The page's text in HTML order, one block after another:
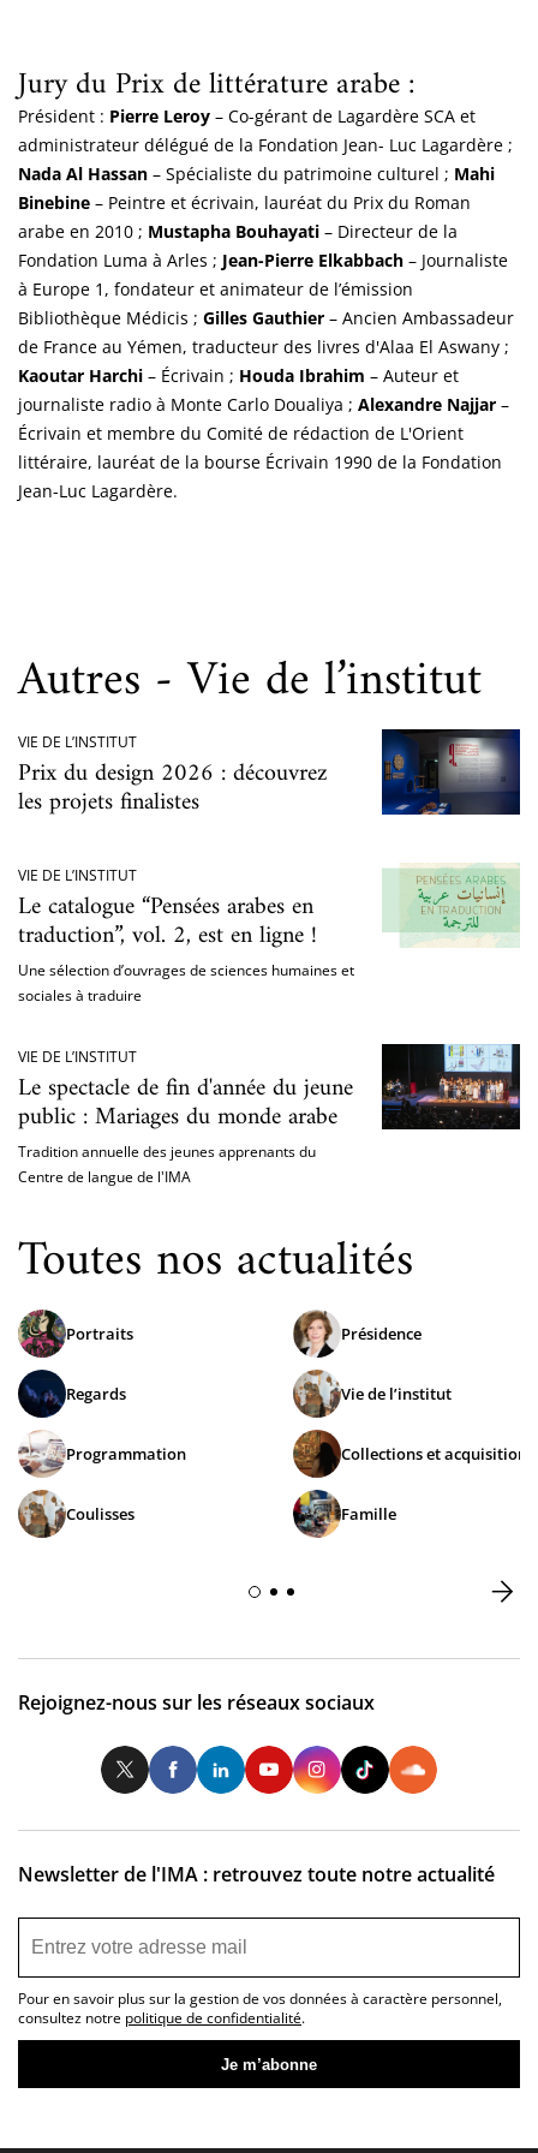
Jury du Prix de littérature arabe :
Président : Pierre Leroy – Co-gérant de Lagardère SCA et
administrateur délégué de la Fondation Jean- Luc Lagardère ;
Nada Al Hassan – Spécialiste du patrimoine culturel ; Mahi
Binebine – Peintre et écrivain, lauréat du Prix du Roman
arabe en 2010 ; Mustapha Bouhayati – Directeur de la
Fondation Luma à Arles ; Jean-Pierre Elkabbach – Journaliste
à Europe 1, fondateur et animateur de l’émission
Bibliothèque Médicis ; Gilles Gauthier – Ancien Ambassadeur
de France au Yémen, traducteur des livres d'Alaa El Aswany ;
Kaoutar Harchi – Écrivain ; Houda Ibrahim – Auteur et
journaliste radio à Monte Carlo Doualiya ; Alexandre Najjar –
Écrivain et membre du Comité de rédaction de L'Orient
littéraire, lauréat de la bourse Écrivain 1990 de la Fondation
Jean-Luc Lagardère.
Autres - Vie de l’institut
VIE DE L’INSTITUT
Prix du design 2026 : découvrez
les projets finalistes
VIE DE L’INSTITUT
Le catalogue “Pensées arabes en
traduction”, vol. 2, est en ligne !
Une sélection d’ouvrages de sciences humaines et
sociales à traduire
VIE DE L’INSTITUT
Le spectacle de fin d'année du jeune
public : Mariages du monde arabe
Tradition annuelle des jeunes apprenants du
Centre de langue de l'IMA
Toutes nos actualités
Portraits
Regards
Programmation
Coulisses
Présidence
Vie de l’institut
Collections et acquisitions
Famille
Rejoignez-nous sur les réseaux sociaux
TwitterFacebookLinkedInYoutubeInstagram
Newsletter de l'IMA : retrouvez toute notre actualité
Pour en savoir plus sur la gestion de vos données à caractère personnel,
consultez notre politique de confidentialité.